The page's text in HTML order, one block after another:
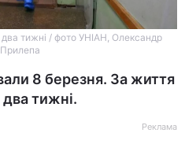
тижні / фото УНІАН, Олександр
Прилепа
8 березня. За життя
тижні.
Реклама